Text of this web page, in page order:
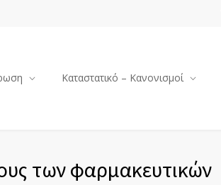
Καταστατικό – Κανονισμοί
των φαρμακευτικών